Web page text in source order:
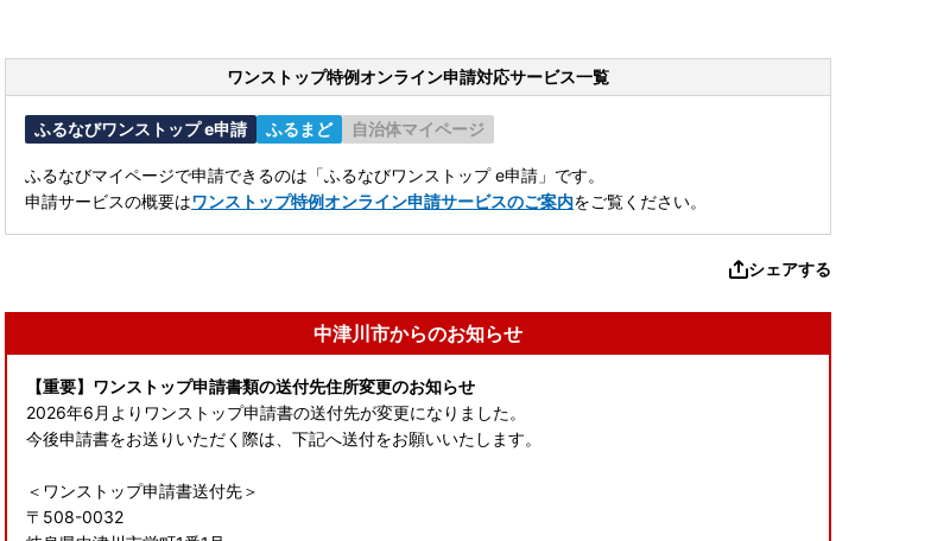
ワンストップ特例オンライン申請対応サービス一覧
ふるなびワンストップ e申請 ふるまど 自治体マイページ
ふるなびマイページで申請できるのは「ふるなびワンストップ e申請」です。
申請サービスの概要はワンストップ特例オンライン申請サービスのご案内をご覧ください。
シェアする
中津川市からのお知らせ
【重要】ワンストップ申請書類の送付先住所変更のお知らせ
2026年6月よりワンストップ申請書の送付先が変更になりました。
今後申請書をお送りいただく際は、下記へ送付をお願いいたします。
＜ワンストップ申請書送付先＞
〒508-0032